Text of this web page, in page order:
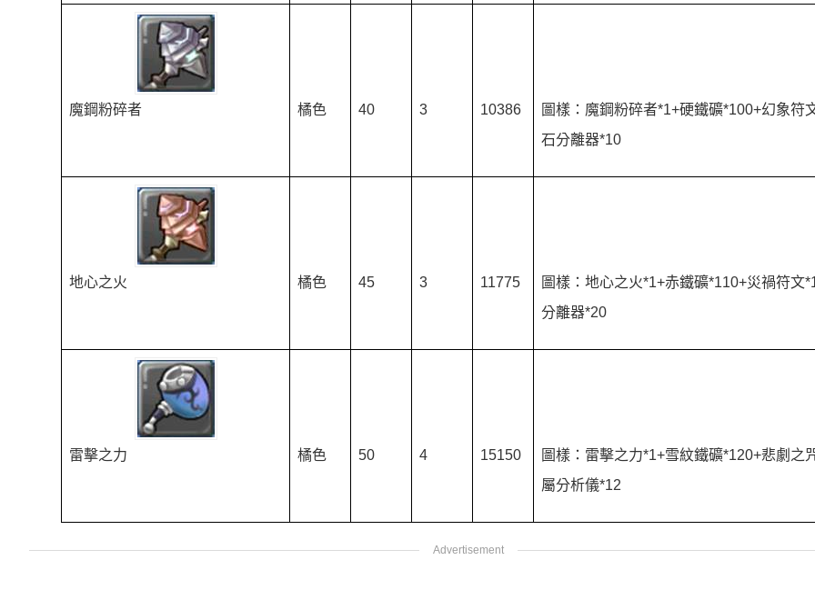
魔鋼粉碎者 橘色 40 3 10386
圖樣：魔鋼粉碎者*1+硬鐵礦*100+幻象符
石分離器*10
地心之火 橘色 45 3 11775
圖樣：地心之火*1+赤鐵礦*110+災禍符文
分離器*20
雷擊之力 橘色 50 4 15150
圖樣：雷擊之力*1+雪紋鐵礦*120+悲劇之
屬分析儀*12